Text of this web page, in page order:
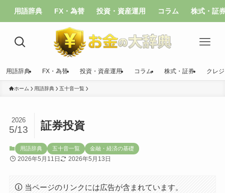
用語辞典 FX・為替 投資・資産運用 コラム 株式・証
用語辞典 FX・為替 投資・資産運用 コラム 株式・証券 クレ
ホーム 用語辞典 五十音一覧
証券投資
2026
5/13
用語辞典 五十音一覧 金融・経済の基礎
2026年5月11日 2026年5月13日
当ページのリンクには広告が含まれています。